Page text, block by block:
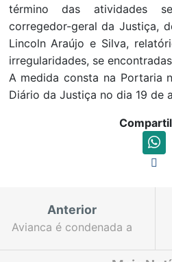
término das atividades
corregedor-geral da Justiça,
Lincoln Araújo e Silva,
irregularidades, se
A medida consta na Portaria
Diário da Justiça no dia 19 de
Anterior
Avianca é condenada a